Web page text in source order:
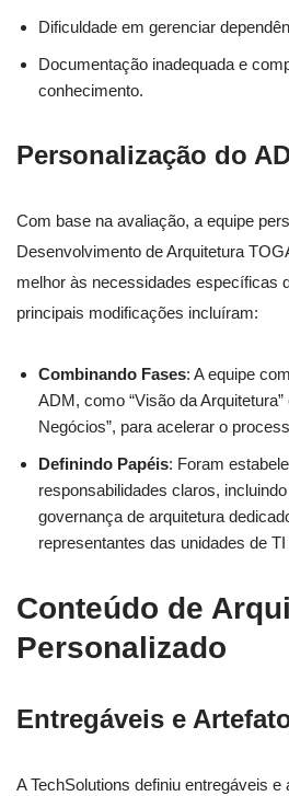
Dificuldade em gerenciar
Documentação inadequada e
conhecimento.
Personalização do
Com base na avaliação, a equipe
Desenvolvimento de Arquitetura
melhor às necessidades específicas
principais modificações incluíram:
Combinando Fases: A equipe
ADM, como “Visão da Arquitetura”
Negócios”, para acelerar o
Definindo Papéis: Foram
responsabilidades claros,
governança de arquitetura
representantes das unidades de
Conteúdo de
Personalizado
Entregáveis e
A TechSolutions definiu entregáveis